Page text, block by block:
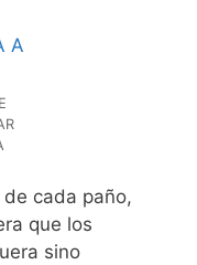
cada paño,
que los
sino